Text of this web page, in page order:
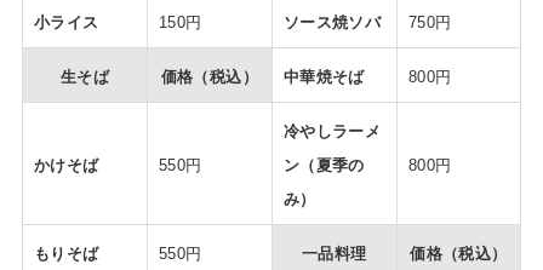
小ライス 150円 ソース焼ソバ 750円
生そば 価格（税込） 中華焼そば 800円
かけそば 550円
冷やしラーメ
ン（夏季の
み）
800円
もりそば 550円 一品料理 価格（税込）